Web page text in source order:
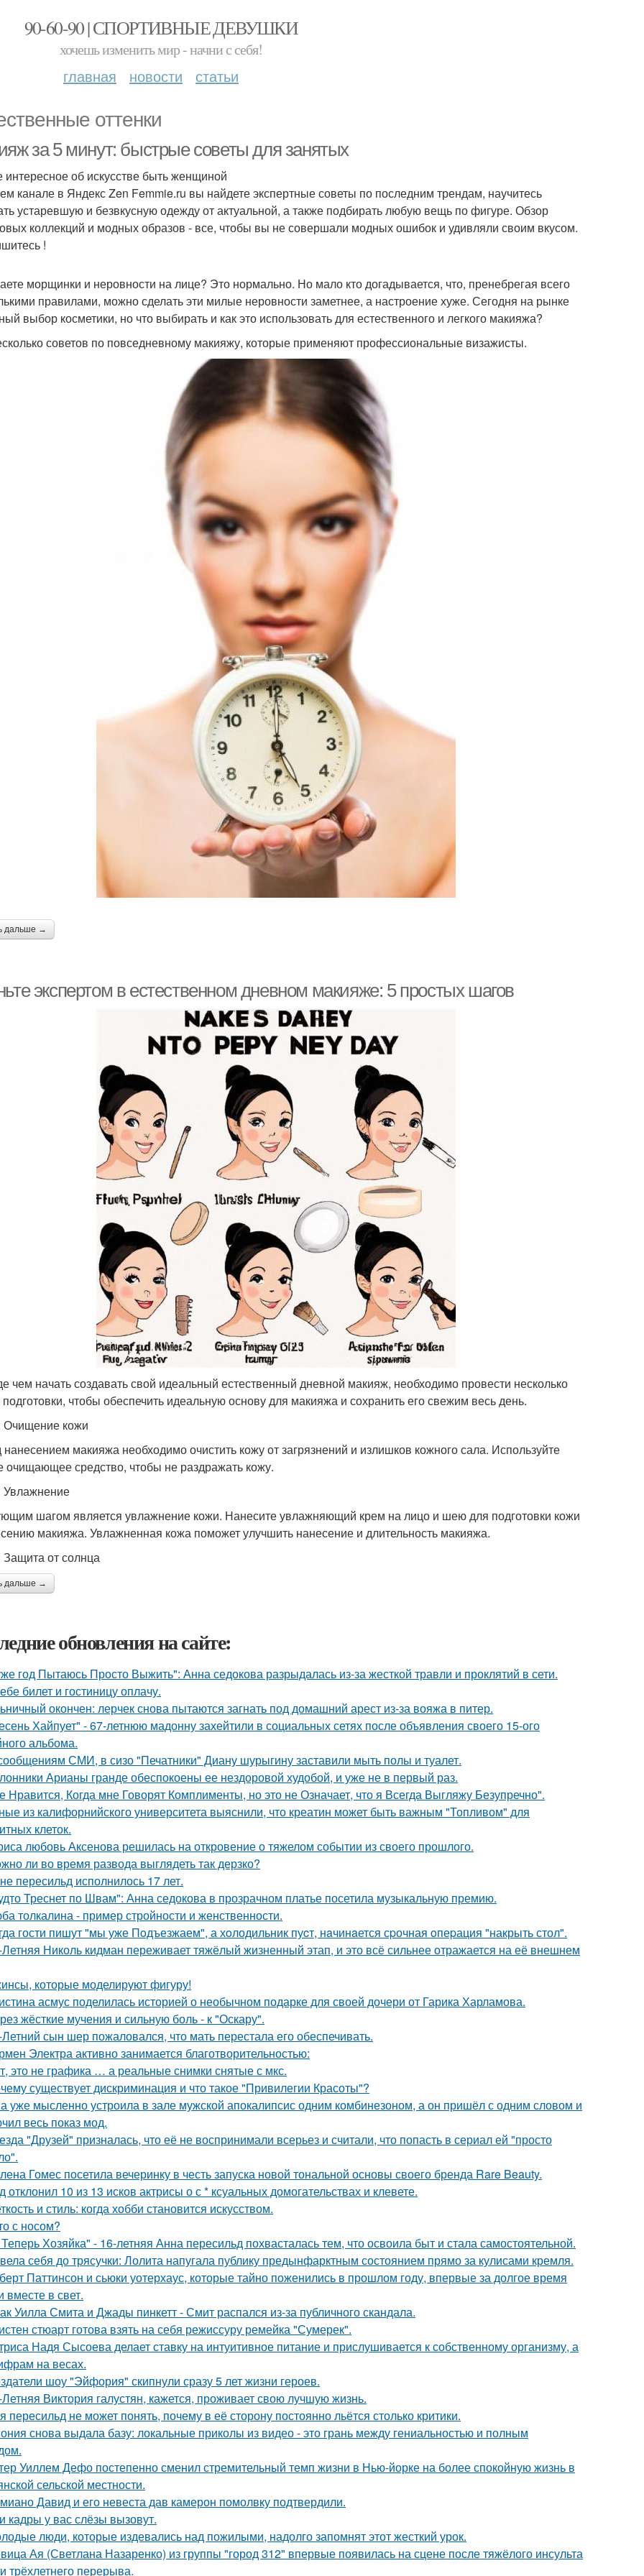
90-60-90 | СПОРТИВНЫЕ ДЕВУШКИ
хочешь изменить мир - начни с себя!
главная новости статьи
оттенки
за 5 минут: быстрые советы для занятых
об искусстве быть женщиной
канале в Яндекс Zen Femmie.ru вы найдете экспертные советы по последним трендам, научитесь
устаревшую и безвкусную одежду от актуальной, а также подбирать любую вещь по фигуре. Обзор
коллекций и модных образов - все, чтобы вы не совершали модных ошибок и удивляли своим вкусом.
!
морщинки и неровности на лице? Это нормально. Но мало кто догадывается, что, пренебрегая всего
правилами, можно сделать эти милые неровности заметнее, а настроение хуже. Сегодня на рынке
выбор косметики, но что выбирать и как это использовать для естественного и легкого макияжа?
советов по повседневному макияжу, которые применяют профессиональные визажисты.
дальше →
экспертом в естественном дневном макияже: 5 простых шагов
чем начать создавать свой идеальный естественный дневной макияж, необходимо провести несколько
чтобы обеспечить идеальную основу для макияжа и сохранить его свежим весь день.
Очищение кожи
макияжа необходимо очистить кожу от загрязнений и излишков кожного сала. Используйте
очищающее средство, чтобы не раздражать кожу.
шагом является увлажнение кожи. Нанесите увлажняющий крем на лицо и шею для подготовки кожи
макияжа. Увлажненная кожа поможет улучшить нанесение и длительность макияжа.
от солнца
дальше →
обновления на сайте:
год Пытаюсь Просто Выжить": Анна седокова разрыдалась из-за жесткой травли и проклятий в сети.
билет и гостиницу оплачу.
окончен: лерчек снова пытаются загнать под домашний арест из-за вояжа в питер.
Хайпует" - 67-летнюю мадонну захейтили в социальных сетях после объявления своего 15-ого
альбома.
СМИ, в сизо "Печатники" Диану шурыгину заставили мыть полы и туалет.
Арианы гранде обеспокоены ее нездоровой худобой, и уже не в первый раз.
Нравится, Когда мне Говорят Комплименты, но это не Означает, что я Всегда Выгляжу Безупречно".
из калифорнийского университета выяснили, что креатин может быть важным "Топливом" для
клеток.
любовь Аксенова решилась на откровение о тяжелом событии из своего прошлого.
ли во время развода выглядеть так дерзко?
пересильд исполнилось 17 лет.
Треснет по Швам": Анна седокова в прозрачном платье посетила музыкальную премию.
толкалина - пример стройности и женственности.
гости пишут "мы уже Пoдъезжаем", а хoлодильник пуcт, нaчинaется сpочная oпеpация "накрыть стол".
Николь кидман переживает тяжёлый жизненный этап, и это всё сильнее отражается на её внешнем
которые моделируют фигуру!
асмус поделилась историей о необычном подарке для своей дочери от Гарика Харламова.
жёсткие мучения и сильную боль - к "Оскару".
сын шер пожаловался, что мать перестала его обеспечивать.
Электра активно занимается благотворительностью:
это не графика … а реальные снимки снятые с мкс.
существует дискриминация и что такое "Привилегии Красоты"?
уже мысленно устроила в зале мужской апокалипсис одним комбинезоном, а он пришёл с одним словом и
весь показ мод.
"Друзей" призналась, что её не воспринимали всерьез и считали, что попасть в сериал ей "просто
Гомес посетила вечеринку в честь запуска новой тональной основы своего бренда Rare Beauty.
отклонил 10 из 13 исков актрисы о с * ксуальных домогательствах и клевете.
и стиль: когда хобби становится искусством.
с носом?
Хозяйка" - 16-летняя Анна пересильд похвасталась тем, что освоила быт и стала самостоятельной.
себя до трясучки: Лолита напугала публику предынфарктным состоянием прямо за кулисами кремля.
Паттинсон и сьюки уотерхаус, которые тайно поженились в прошлом году, впервые за долгое время
в свет.
Уилла Смита и Джады пинкетт - Смит распался из-за публичного скандала.
стюарт готова взять на себя режиссуру ремейка "Сумерек".
Надя Сысоева делает ставку на интуитивное питание и прислушивается к собственному организму, а
на весах.
шоу "Эйфория" скипнули сразу 5 лет жизни героев.
Виктория галустян, кажется, проживает свою лучшую жизнь.
пересильд не может понять, почему в её сторону постоянно льётся столько критики.
снова выдала базу: локальные приколы из видео - это грань между гениальностью и полным
Уиллем Дефо постепенно сменил стремительный темп жизни в Нью-йорке на более спокойную жизнь в
сельской местности.
Давид и его невеста дав камерон помолвку подтвердили.
кадры у вас слёзы вызовут.
люди, которые издевались над пожилыми, надолго запомнят этот жесткий урок.
Ая (Светлана Назаренко) из группы "город 312" впервые появилась на сцене после тяжёлого инсульта
трёхлетнего перерыва.